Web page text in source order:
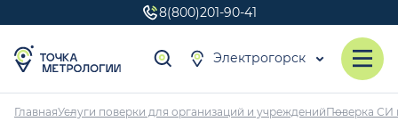
8(800)201-90-41
Электрогорск
ГлавнаяУслуги поверки для организаций и учрежденийПоверка СИ